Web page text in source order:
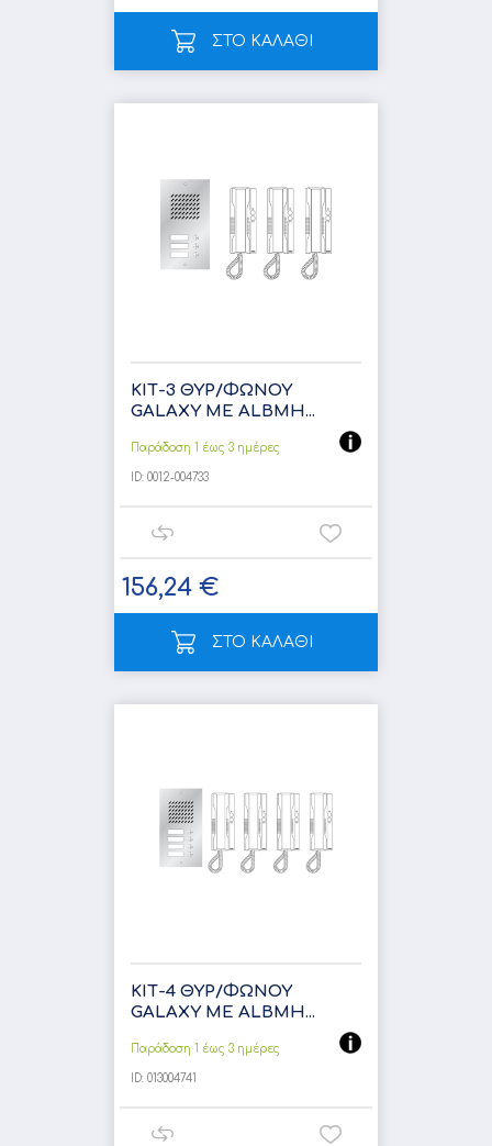
ΣΤΟ ΚΑΛΑΘΙ
ΚΙΤ-3 ΘΥΡ/ΦΩΝΟΥ
GALΑXY ΜΕ ALBMH...
Παράδοση 1 έως 3 ημέρες
ID: 0012-004733
156,24 €
ΣΤΟ ΚΑΛΑΘΙ
ΚΙΤ-4 ΘΥΡ/ΦΩΝΟΥ
GALΑXY ΜΕ ALBMH...
Παράδοση 1 έως 3 ημέρες
ID: 013004741